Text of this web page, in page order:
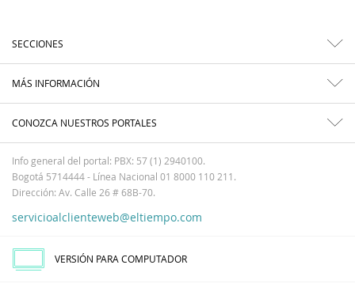
SECCIONES
MÁS INFORMACIÓN
CONOZCA NUESTROS PORTALES
Info general del portal: PBX: 57 (1) 2940100.
Bogotá 5714444 - Línea Nacional 01 8000 110 211.
Dirección: Av. Calle 26 # 68B-70.
servicioalclienteweb@eltiempo.com
VERSIÓN PARA COMPUTADOR